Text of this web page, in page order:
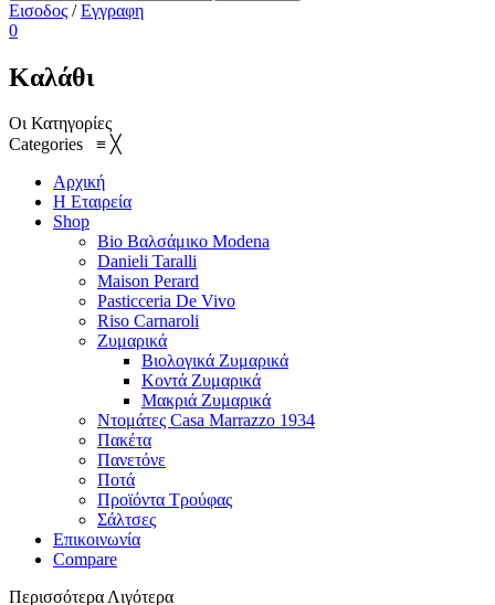
Εισοδος /Εγγραφη
0
Καλάθι
Οι Κατηγορίες
Categories ≡ ╳
Αρχική
Η Εταιρεία
Shop
Bio Βαλσάμικο Modena
Danieli Taralli
Maison Perard
Pasticceria De Vivo
Riso Carnaroli
Ζυμαρικά
Βιολογικά Ζυμαρικά
Κοντά Ζυμαρικά
Μακριά Ζυμαρικά
Ντομάτες Casa Marrazzo 1934
Πακέτα
Πανετόνε
Ποτά
Προϊόντα Τρούφας
Σάλτσες
Επικοινωνία
Compare
ΠερισσότεραΛιγότερα